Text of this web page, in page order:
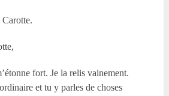
fort. Je la relis vainement.
et tu y parles de choses